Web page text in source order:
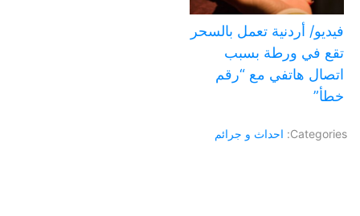
فيديو/ أردنية تعمل بالسحر
تقع في ورطة بسبب
اتصال هاتفي مع “رقم
خطأ”
Categories: احداث و جرائم